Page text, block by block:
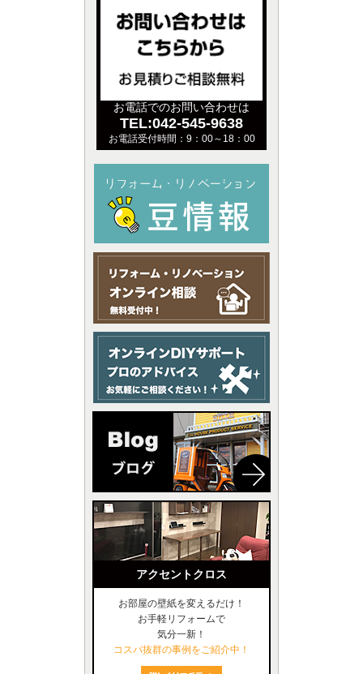
お電話でのお問い合わせは
TEL:042-545-9638
お電話受付時間：9：00～18：00
アクセントクロス
お部屋の壁紙を変えるだけ！
お手軽リフォームで
気分一新！
コスパ抜群の事例をご紹介中！